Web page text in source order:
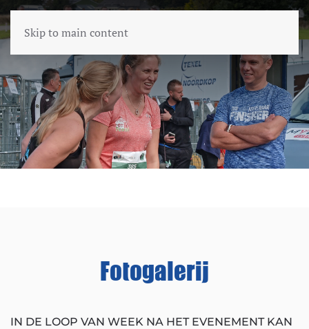
Skip to main content
Fotogalerij
IN DE LOOP VAN WEEK NA HET EVENEMENT KAN